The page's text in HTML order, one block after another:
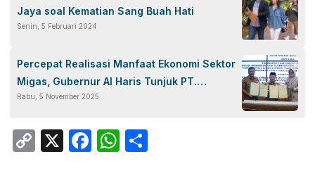
Jaya soal Kematian Sang Buah Hati
Senin, 5 Februari 2024
Percepat Realisasi Manfaat Ekonomi Sektor
Migas, Gubernur Al Haris Tunjuk PT.
Paleopetro Hitung Hak Kelola PI 10 Persen
Rabu, 5 November 2025
Copy
X Facebook
WhatsApp